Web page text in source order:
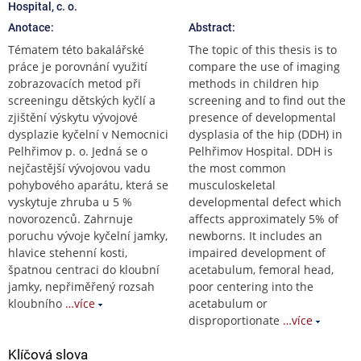
Hospital, c. o.
Anotace:
Tématem této bakalářské
práce je porovnání využití
zobrazovacích metod při
screeningu dětských kyčlí a
zjištění výskytu vývojové
dysplazie kyčelní v Nemocnici
Pelhřimov p. o. Jedná se o
nejčastější vývojovou vadu
pohybového aparátu, která se
vyskytuje zhruba u 5 %
novorozenců. Zahrnuje
poruchu vývoje kyčelní jamky,
hlavice stehenní kosti,
špatnou centraci do kloubní
jamky, nepřiměřený rozsah
kloubního …více
Abstract:
The topic of this thesis is to
compare the use of imaging
methods in children hip
screening and to find out the
presence of developmental
dysplasia of the hip (DDH) in
Pelhřimov Hospital. DDH is
the most common
musculoskeletal
developmental defect which
affects approximately 5% of
newborns. It includes an
impaired development of
acetabulum, femoral head,
poor centering into the
acetabulum or
disproportionate …více
Klíčová slova